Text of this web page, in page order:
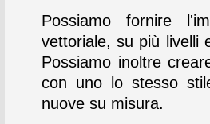
Possiamo fornire
vettoriale, su più livelli
Possiamo inoltre
con uno lo stesso
nuove su misura.